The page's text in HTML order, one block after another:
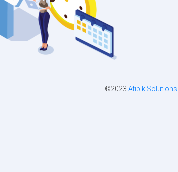
©2023 Atipik Solutions